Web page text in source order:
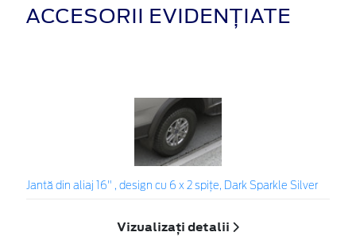
ACCESORII EVIDENȚIATE
Jantă din aliaj 16" , design cu 6 x 2 spiţe, Dark Sparkle Silver
Vizualizați detalii